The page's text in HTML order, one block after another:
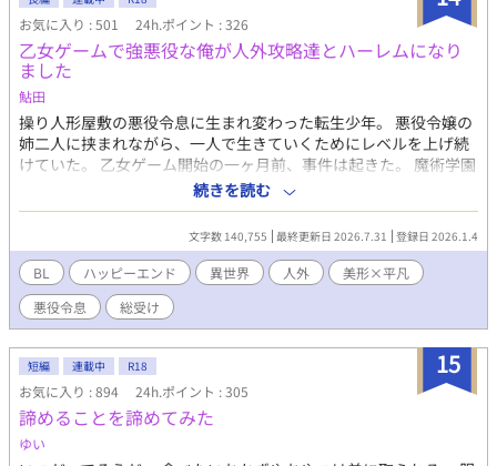
お気に入り : 501 24h.ポイント : 326
乙女ゲームで強悪役な俺が人外攻略達とハーレムになり
ました
鮎田
操り人形屋敷の悪役令息に生まれ変わった転生少年。 悪役令嬢の
姉二人に挟まれながら、一人で生きていくためにレベルを上げ続
けていた。 乙女ゲーム開始の一ヶ月前、事件は起きた。 魔術学園
で力を隠して目立たないようにひっそりと暮らしていた。 攻略キ
ャラクターはまだ動かないとのんびりしていたら、魔術学園の先
生として赴任してきた。 騎士団長、副団長、執事、謎の商人、双
子暗殺者全てが人外先生となる。 悪役令嬢のヒロインと結ばれる
はずが、俺に構いすぎていてなにか可笑しい。 強レベルの悪役令
息は最強レベルの攻略キャラクター達に愛されて逃げ出した。 自
分が弱いんじゃなくて、お前らが強すぎるだけだろ！ 人外六人の
攻略キャラクター×強キャラ悪役令息 学園の姿と外の姿、二つの
顔を持つ彼らは魅了レベル強キャラ少年を逃さない。
続きを読む
文字数 140,755 最終更新日 2026.7.31 登録日 2026.1.4
BL ハッピーエンド 異世界 人外
美形×平凡
悪役令息
総受け
15
短編 連載中 R18
お気に入り : 894 24h.ポイント : 305
諦めることを諦めてみた
ゆい